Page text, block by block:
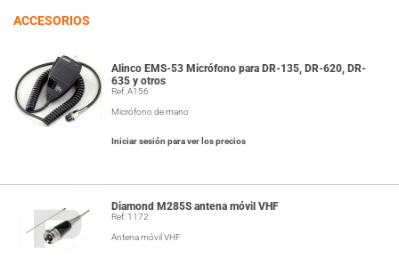
ACCESORIOS
Alinco EMS-53 Micrófono para DR-135, DR-620, DR-
635 y otros
Ref: A156
Micrófono de mano
Iniciar sesión para ver los precios
Diamond M285S antena móvil VHF
Ref: 1172
Antena móvil VHF